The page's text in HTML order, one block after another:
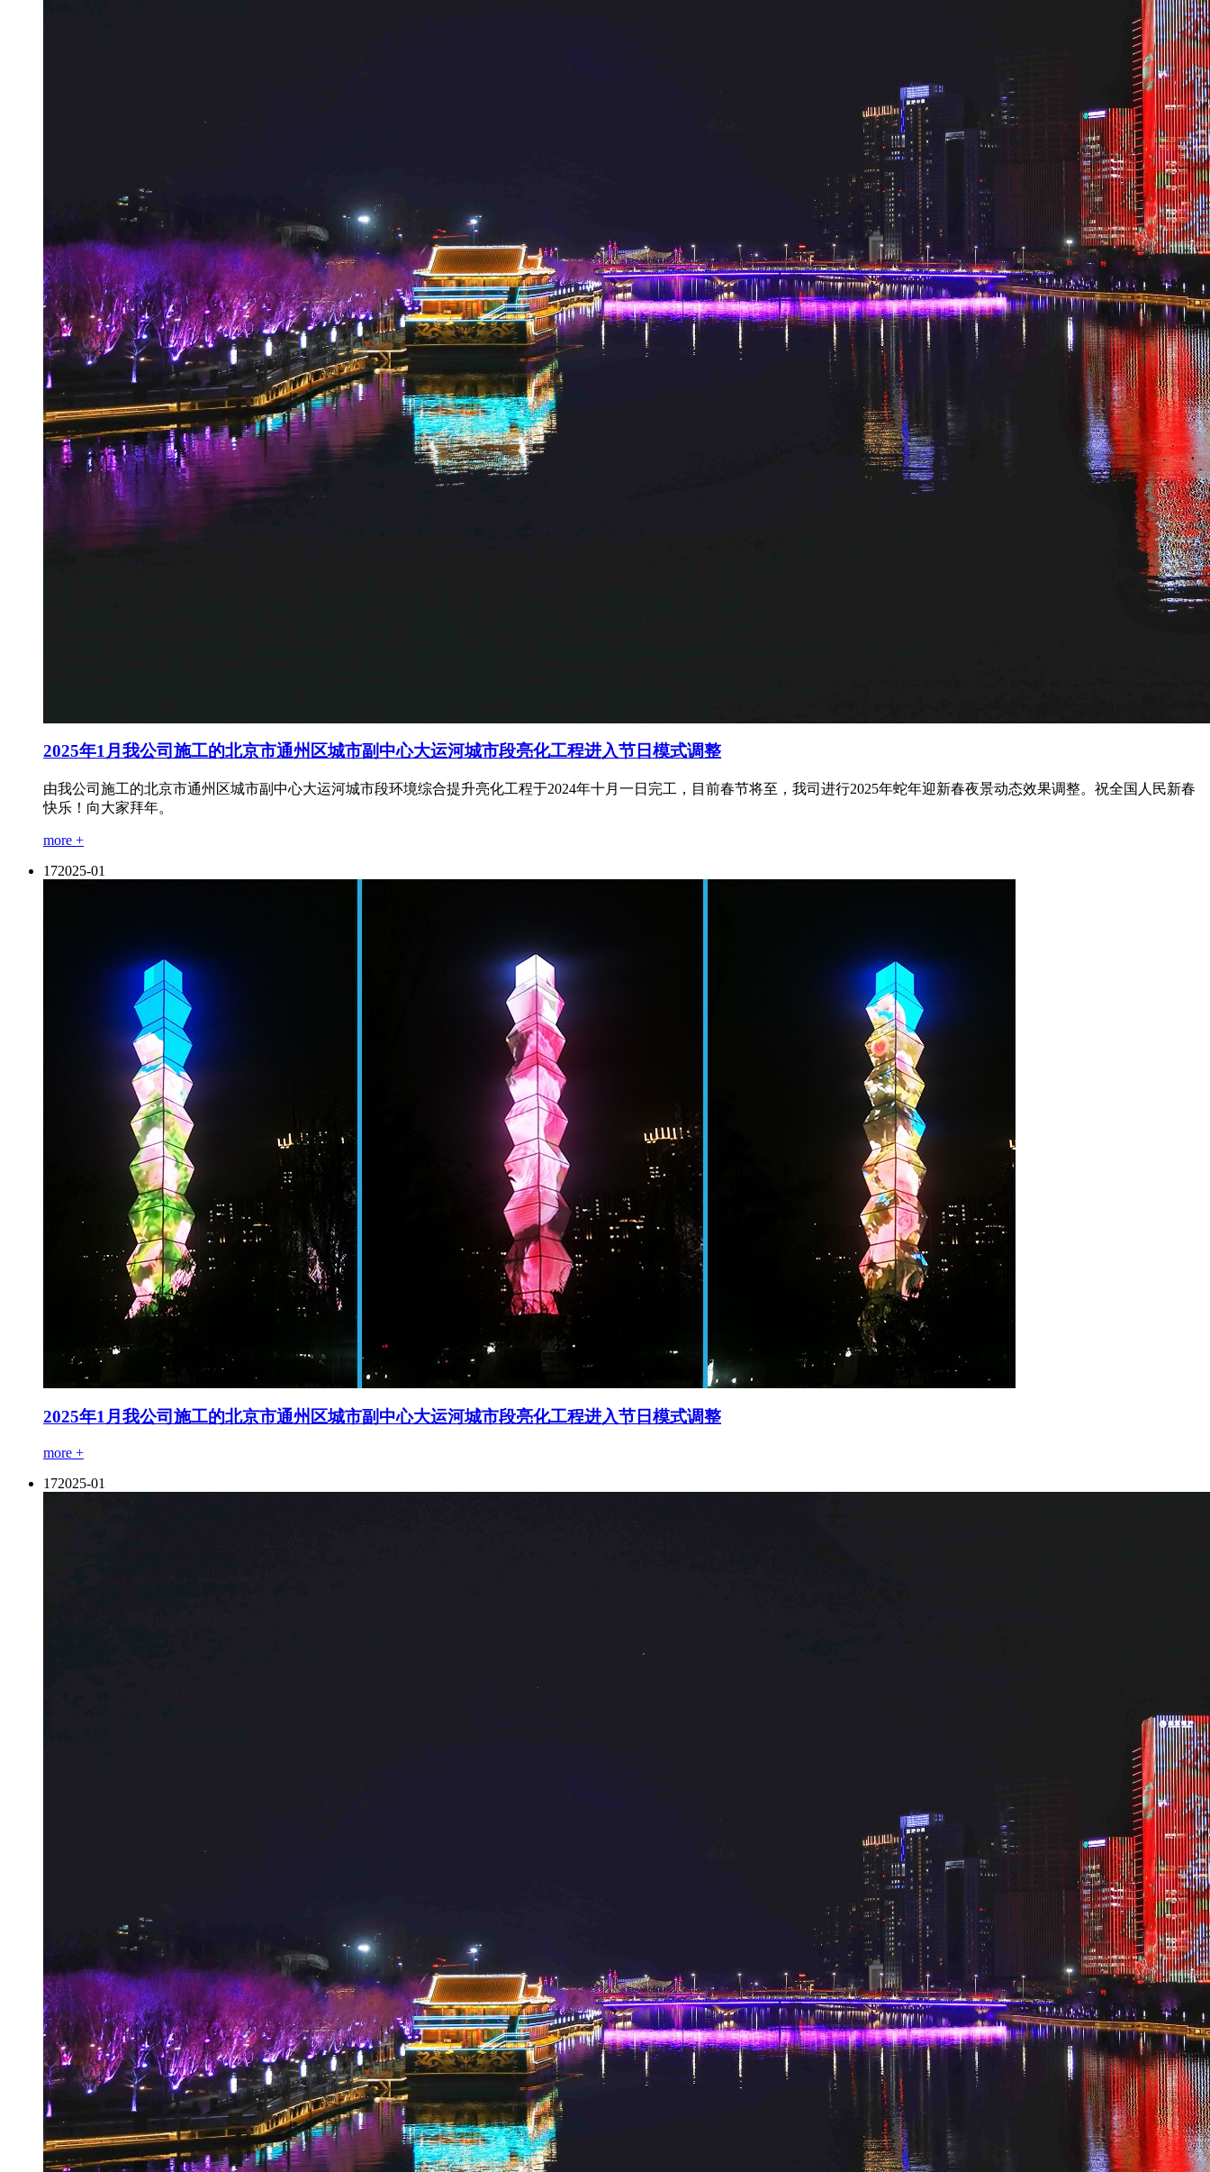
2025年1月我公司施工的北京市通州区城市副中心大运河城市段亮化工程进入节日模式调整
由我公司施工的北京市通州区城市副中心大运河城市段环境综合提升亮化工程于2024年十月一日完工，目前春节将至，我司进行2025年蛇年迎新春夜景动态效果调整。祝全国人民新春
快乐！向大家拜年。
more +
172025-01
2025年1月我公司施工的北京市通州区城市副中心大运河城市段亮化工程进入节日模式调整
more +
172025-01